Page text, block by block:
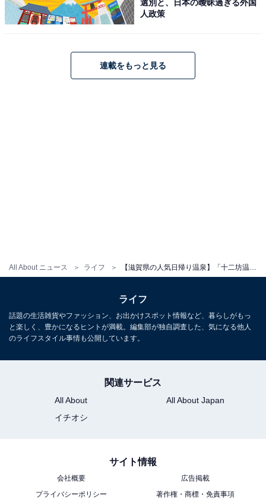
All About ニュース ライフ
【滋賀県の人気スーパー銭湯】「天然温泉 蒲生
選別と、日本の曖昧過ぎる外国
人政策
連載をもっと見る
ライフ
話題の生活雑貨やファッション、お出かけスポット情報など、暮らしがもっ
と楽しく、豊かになるヒントが満載。編集部が独自調査した、気になる他人
のライフスタイル事情も公開しています。
関連サービス
All About
All About Japan
イチオシ
サイト情報
会社概要
広告掲載
プライバシーポリシー
著作権・商標・免責事項